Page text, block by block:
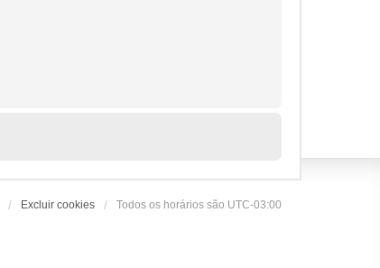
Excluir cookies Todos os horários são UTC-03:00